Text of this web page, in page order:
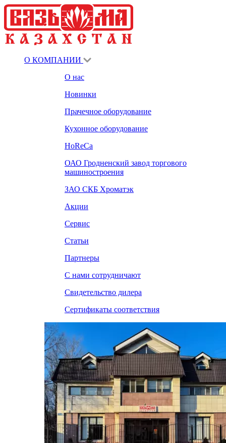
О КОМПАНИИ
О нас
Новинки
Прачечное оборудование
Кухонное оборудование
HoReCa
ОАО Гродненский завод торгового
машиностроения
ЗАО СКБ Хроматэк
Акции
Сервис
Статьи
Партнеры
С нами сотрудничают
Свидетельство дилера
Сертификаты соответствия